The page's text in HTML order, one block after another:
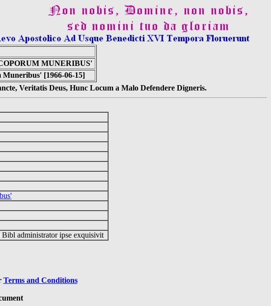
MUNERIBUS'
[1966-06-15]
Veritatis Deus, Hunc Locum a Malo Defendere Digneris.
administrator ipse exquisivit
Terms and Conditions